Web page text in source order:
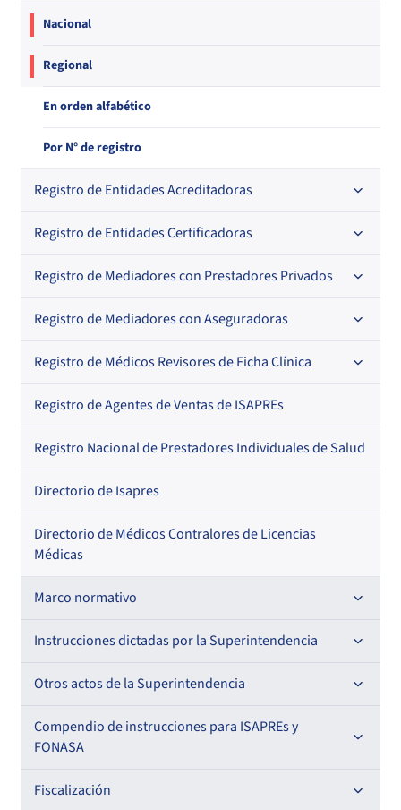
Nacional
Regional
En orden alfabético
Por N° de registro
Registro de Entidades Acreditadoras
En orden alfabético
Por N° de registro
Regional
Registro de Entidades Certificadoras
Por orden alfabético
Por N° de registro
Registro de Mediadores con Prestadores Privados
Por orden alfabético
Por N° de registro
Por profesión
Regional
Registro de Mediadores con Aseguradoras
Regional
Por orden alfabético
Por profesión
Registro de Médicos Revisores de Ficha Clínica
Regional
Por orden alfabético
Por especialidad
Registro de Agentes de Ventas de ISAPREs
Registro Nacional de Prestadores Individuales de Salud
Directorio de Isapres
Directorio de Médicos Contralores de Licencias
Médicas
Marco normativo
Leyes
Decretos con Fuerza de Ley
Decretos
Instrucciones dictadas por la Superintendencia
Para ISAPREs y FONASA
Circulares
Para Prestadores Institucionales
Otros actos de la Superintendencia
Antecedentes preparatorios de normas que afecten a
EMT Ley N° 20.416
Comisión Evaluadora de Licitaciones Públicas
Compendio de instrucciones para ISAPREs y
FONASA
Compendio Beneficios
Fiscalización